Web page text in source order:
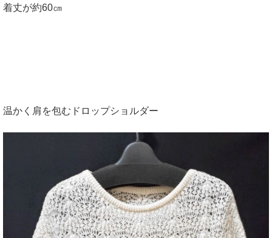
着丈が約60㎝
温かく肩を包むドロップショルダー